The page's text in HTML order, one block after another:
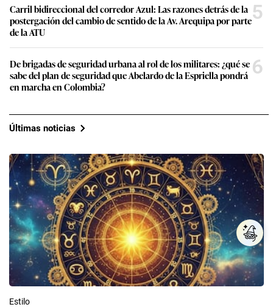
Carril bidireccional del corredor Azul: Las razones detrás de la
postergación del cambio de sentido de la Av. Arequipa por parte
de la ATU
5
De brigadas de seguridad urbana al rol de los militares: ¿qué se
sabe del plan de seguridad que Abelardo de la Espriella pondrá
en marcha en Colombia?
6
Últimas noticias
Estilo